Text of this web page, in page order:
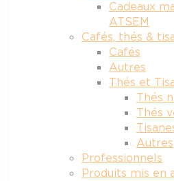
Cadeaux
ATSEM
Cafés, thés &
Cafés
Autres
Thés et
Thés
Thés
Autres
Professionnels
Produits mis en